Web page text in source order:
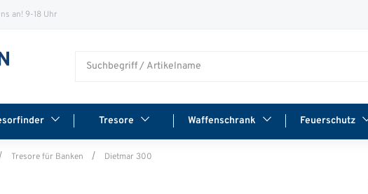
an! 9-18 Uhr
Tresore Waffenschrank Feuerschutz
Tresore für Banken Dietmar 300